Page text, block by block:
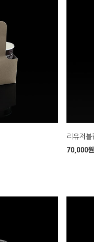
리유저
70,000원